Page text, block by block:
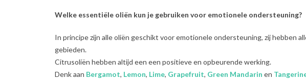
Welke essentiële oliën kun je gebruiken voor emotionele ondersteuning?
In principe zijn alle oliën geschikt voor emotionele ondersteuning, zij hebben
gebieden.
Citrusoliën hebben altijd een een positieve en opbeurende werking.
Denk aan Bergamot, Lemon, Lime, Grapefruit, Green Mandarin en